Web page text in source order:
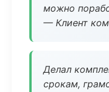
можно
— Клиент
Делал
срокам,